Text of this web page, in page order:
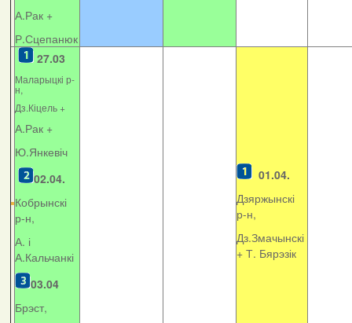
А.Рак +
Р.Сцепанюк
27.03
Маларыцкі р-
н,
Дз.Кіцель +
А.Рак +
Ю.Янкевіч
02.04.
Кобрынскі
р-н,
А. і
А.Кальчанкі
03.04
Брэст,
01.04.
Дзяржынскі
р-н,
Дз.Змачынскі
+ Т. Бярэзік